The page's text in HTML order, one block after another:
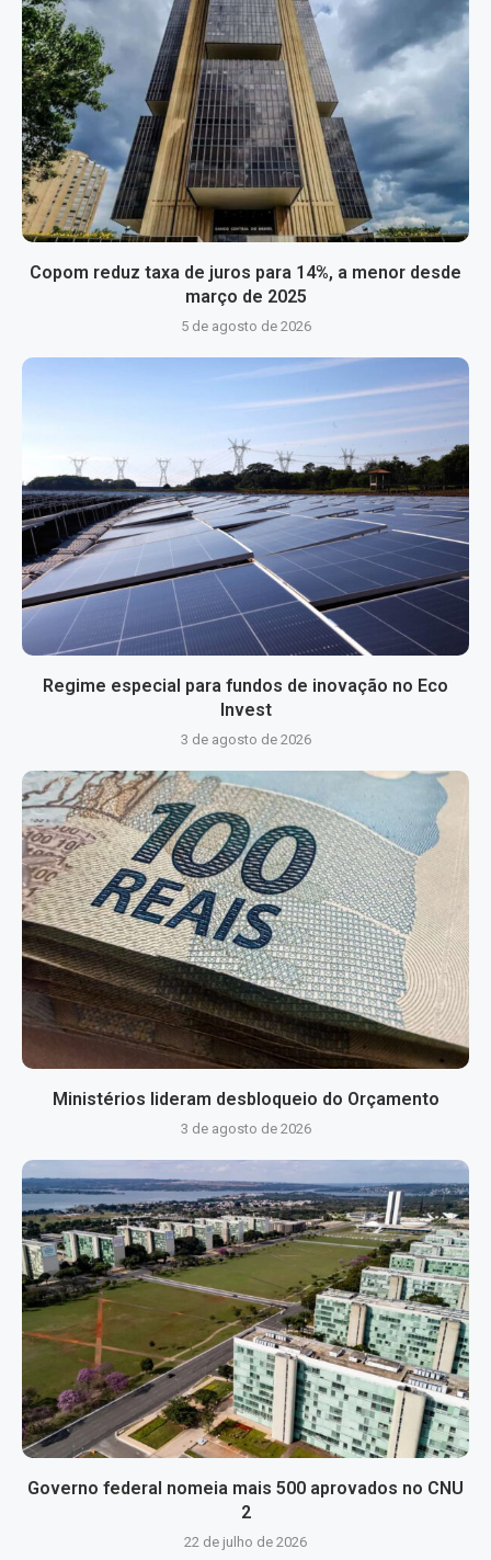
Copom reduz taxa de juros para 14%, a menor desde
março de 2025
5 de agosto de 2026
Regime especial para fundos de inovação no Eco
Invest
3 de agosto de 2026
Ministérios lideram desbloqueio do Orçamento
3 de agosto de 2026
Governo federal nomeia mais 500 aprovados no CNU
2
22 de julho de 2026